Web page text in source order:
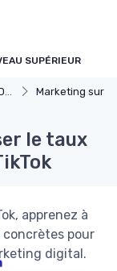
SUPÉRIEUR
Marketing sur les
le taux
apprenez à
concrètes pour
digital.